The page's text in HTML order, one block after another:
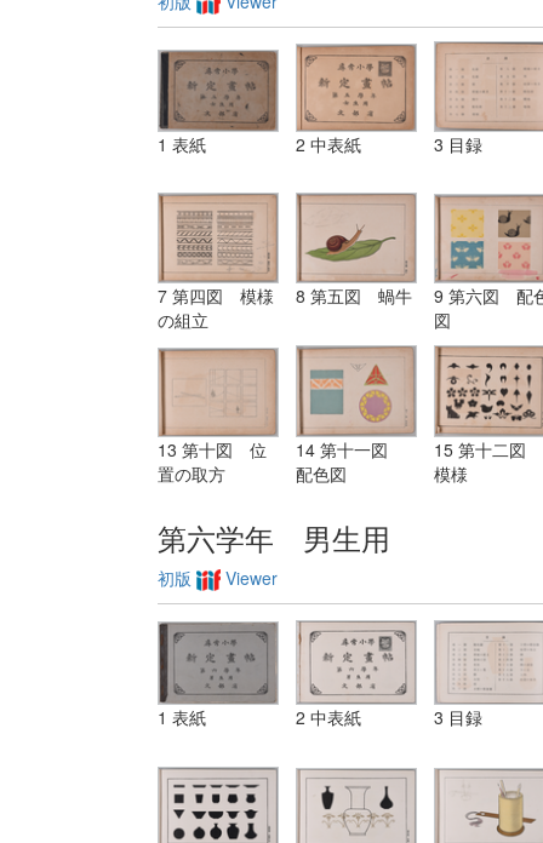
1 表紙 2 中表紙 3 目録
7 第四図 模様
の組立
8 第五図 蝸牛
9 第六図 配
図
13 第十図 位
置の取方
14 第十一図
配色図
15 第十二図
模様
第六学年 男生用
初版 Viewer
1 表紙 2 中表紙 3 目録